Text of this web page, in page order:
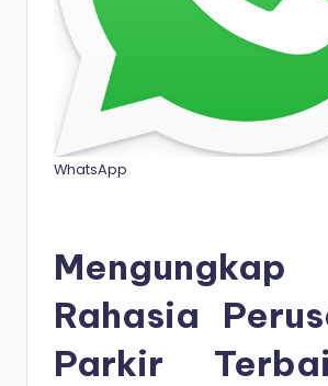
WhatsApp
Mengungkap
Rahasia
Parkir